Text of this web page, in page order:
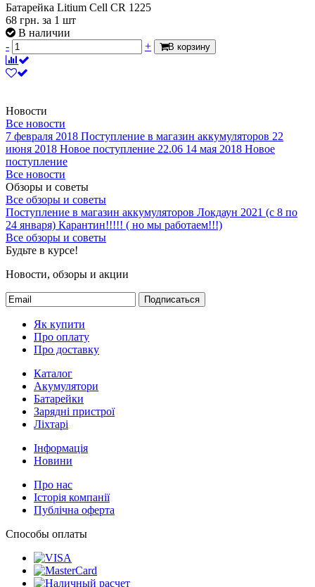
Батарейка Litium Cell CR 1225
68 грн. за 1 шт
В наличии
-
+ В корзину
Новости
Все новости
7 февраля 2018 Поступление в магазин аккумуляторов 22
июня 2018 Новое поступление 22.06 14 мая 2018 Новое
поступление
Все новости
Обзоры и советы
Все обзоры и советы
Поступление в магазин аккумуляторов Локдаун 2021 (с 8 по
24 января) Карантин!!!!! ( но мы работаем!!!)
Все обзоры и советы
Будьте в курсе!
Новости, обзоры и акции
Подписаться
Як купити
Про оплату
Про доставку
Каталог
Акумулятори
Батарейки
Зарядні пристрої
Ліхтарі
Інформація
Новини
Про нас
Історія компанії
Публічна оферта
Способы оплаты